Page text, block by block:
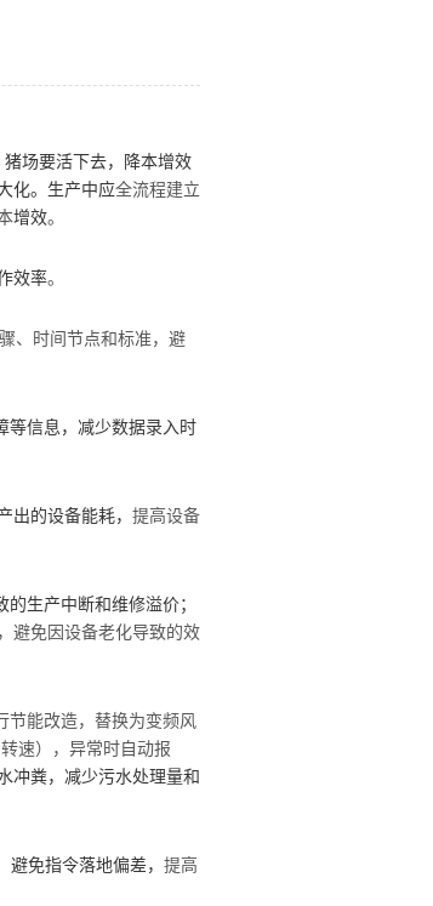
猪场要活下去，降本增效
化。生产中应全流程建立
增效。
效率。
、时间节点和标准，避
等信息，减少数据录入时
出的设备能耗， 提高设备
生产中断和维修溢价；
避免因设备老化导致的效
节能改造，替换为变频风
速），异常时自动报
冲粪，减少污水处理量和
避免指令落地偏差， 提高